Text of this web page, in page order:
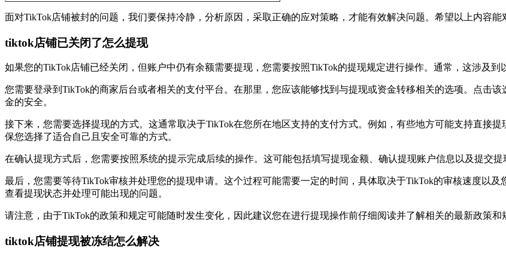
面对TikTok店铺被封的问题，我们要保持冷静，分析原因，采取正确的应对策略，才能有效解决问题。希望以上内容能
tiktok店铺已关闭了怎么提现
如果您的TikTok店铺已经关闭，但账户中仍有余额需要提现，您需要按照TikTok的提现规定进行操作。通常，这涉及到
您需要登录到TikTok的商家后台或者相关的支付平台。在那里，您应该能够找到与提现或资金转移相关的选项。点击
金的安全。
接下来，您需要选择提现的方式。这通常取决于TikTok在您所在地区支持的支付方式。例如，有些地方可能支持直接
保您选择了适合自己且安全可靠的方式。
在确认提现方式后，您需要按照系统的提示完成后续的操作。这可能包括填写提现金额、确认提现账户信息以及提交
最后，您需要等待TikTok审核并处理您的提现申请。这个过程可能需要一定的时间，具体取决于TikTok的审核速度以
查看提现状态并处理可能出现的问题。
请注意，由于TikTok的政策和规定可能随时发生变化，因此建议您在进行提现操作前仔细阅读并了解相关的最新政策和
tiktok店铺提现被冻结怎么解决